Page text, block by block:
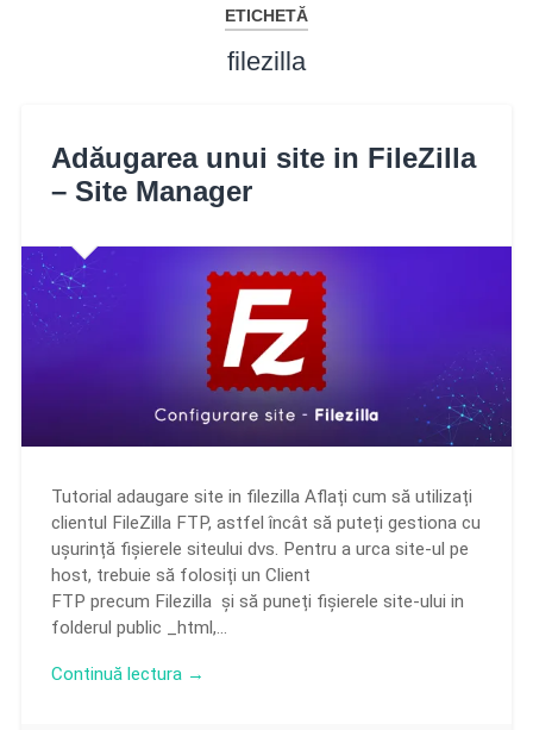
ETICHETĂ
filezilla
Adăugarea unui site in FileZilla
– Site Manager
Tutorial adaugare site in filezilla Aflați cum să utilizați
clientul FileZilla FTP, astfel încât să puteți gestiona cu
ușurință fișierele siteului dvs. Pentru a urca site-ul pe
host, trebuie să folosiți un Client
FTP precum Filezilla și să puneți fișierele site-ului in
folderul public _html,…
Continuă lectura →